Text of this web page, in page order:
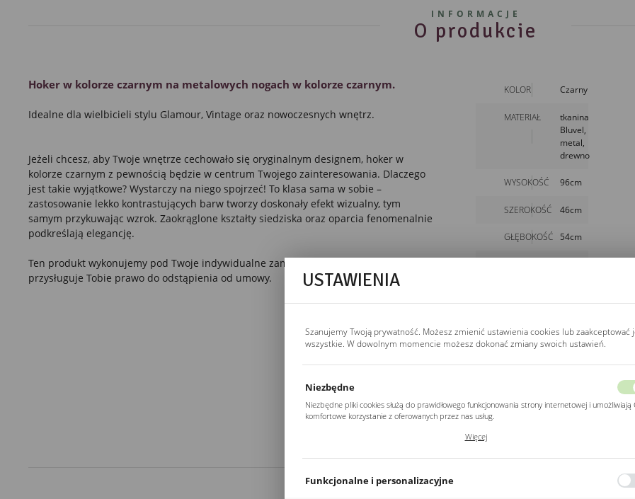
INFORMACJE
O produkcie
Hoker w kolorze czarnym na metalowych nogach w kolorze czarnym.
Idealne dla wielbicieli stylu Glamour, Vintage oraz nowoczesnych wnętrz.
Jeżeli chcesz, aby Twoje wnętrze cechowało się oryginalnym designem,hoker w
kolorze czarnym z pewnością będzie w centrum Twojego zainteresowania. Dlaczego
jest takie wyjątkowe? Wystarczy na niego spojrzeć! To klasa sama w sobie –
zastosowanie lekko kontrastujących barw tworzy doskonały efekt wizualny, tym
samym przykuwając wzrok. Zaokrąglone kształty siedziska oraz oparcia fenomenalnie
podkreślają elegancję.
Ten produkt wykonujemy pod Twoje indywidualne zamówienie - dlatego nie
przysługuje Tobie prawo do odstąpienia od umowy.
KOLOR Czarny
MATERIAŁ
tkanina
Bluvel,
metal,
drewno
WYSOKOŚĆ 96cm
SZEROKOŚĆ 46cm
GŁĘBOKOŚĆ 54cm
SZEROKOŚĆ
46cm
GŁĘBOKOŚĆ
44cm
POKAŻ WIĘCEJ
POZOSTAŁE
Z kategorii
USTAWIENIA
Szanujemy Twoją prywatność. Możesz zmienić ustawienia cookies lub zaakceptować
wszystkie. W dowolnym momencie możesz dokonać zmiany swoich ustawień.
Niezbędne
Niezbędne pliki cookies służą do prawidłowego funkcjonowania strony internetowej i umożliwiają
komfortowe korzystanie z oferowanych przez nas usług.
Twoich ustawień preferencji prywatności, logowania czy wypełniania formularzy. Dzięki plikom
Więcej
Funkcjonalne i personalizacyjne